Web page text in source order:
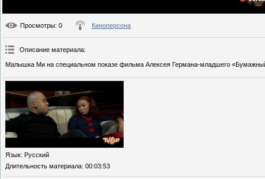
Просмотры: 0 Киноперсона
Описание материала:
Малышка Ми на специальном показе фильма Алексея Германа-младшего
Язык: Русский
Длительность материала: 00:03:53